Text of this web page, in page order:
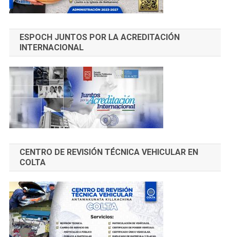
ESPOCH JUNTOS POR LA ACREDITACIÓN
INTERNACIONAL
CENTRO DE REVISIÓN TÉCNICA VEHICULAR EN
COLTA